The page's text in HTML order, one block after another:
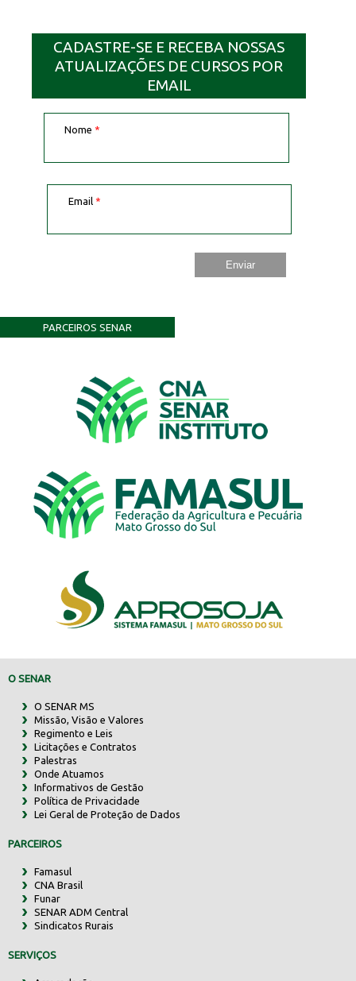
CADASTRE-SE E RECEBA NOSSAS
ATUALIZAÇÕES DE CURSOS POR
EMAIL
Nome *
Email *
PARCEIROS SENAR
O SENAR
O SENAR MS
Missão, Visão e Valores
Regimento e Leis
Licitações e Contratos
Palestras
Onde Atuamos
Informativos de Gestão
Política de Privacidade
Lei Geral de Proteção de Dados
PARCEIROS
Famasul
CNA Brasil
Funar
SENAR ADM Central
Sindicatos Rurais
SERVIÇOS